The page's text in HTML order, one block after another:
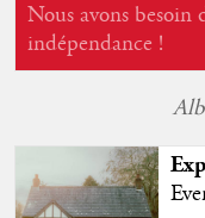
Nous avons besoin
indépendance !